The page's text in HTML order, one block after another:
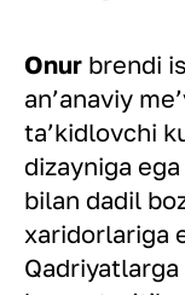
Onur brendi
an’anaviy
ta’kidlovchi
dizayniga
bilan dadil
xaridorlariga